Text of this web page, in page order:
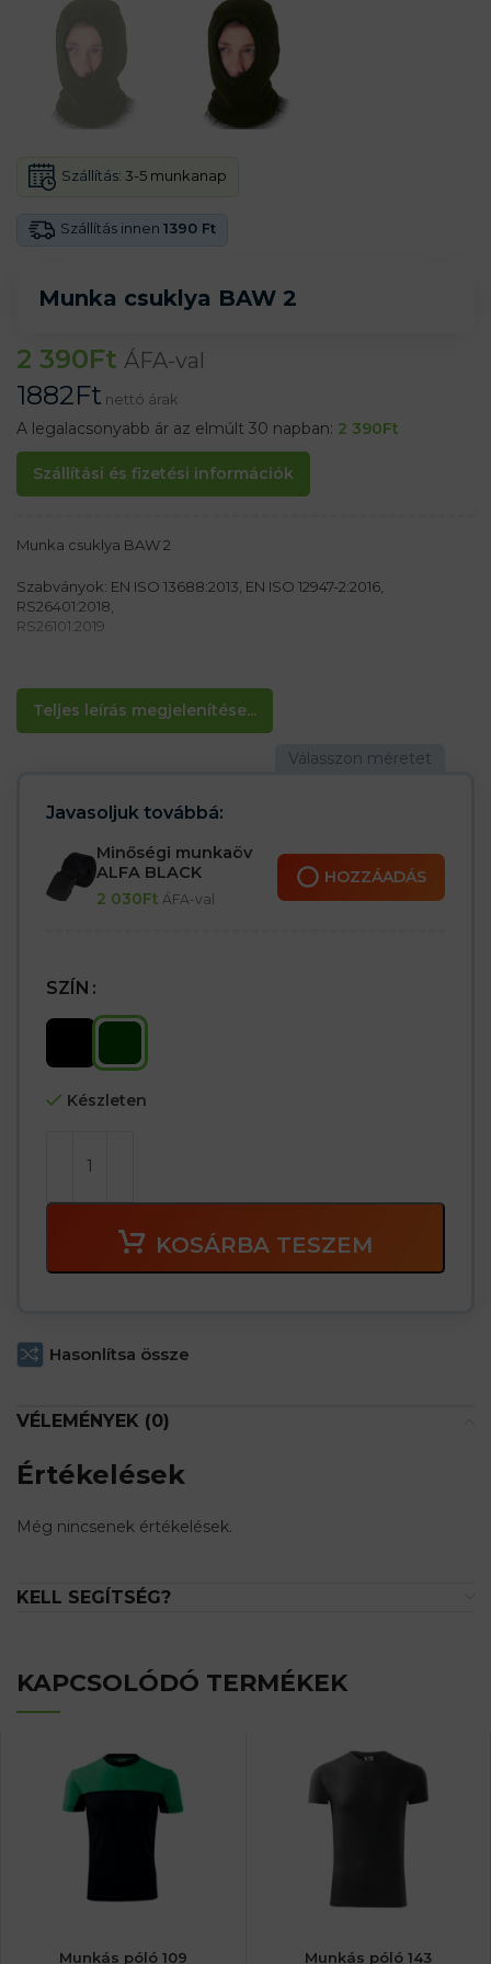
Munka csuklya BAW 2
Szállítás innen 1390 Ft
Szállítás: 3-5 munkanap
2 390Ft ÁFA-val
1882Ft nettó árak
A legalacsonyabb ár az elmúlt 30 napban: 2 390Ft
Szállítási és fizetési információk
Teljes leírás megjelenítése...
Munka csuklya BAW 2
Szabványok: EN ISO 13688:2013, EN ISO 12947-2:2016,
RS26401:2018,
RS26101:2019
100% akril fonal
Jellemzők:
Javasoljuk továbbá:
Minőségi munkaöv
ALFA BLACK
2 030Ft ÁFA-val
HOZZÁADÁS
SZÍN
Készleten
KOSÁRBA TESZEM
Hasonlítsa össze
VÉLEMÉNYEK (0)
Értékelések
Még nincsenek értékelések.
KELL SEGÍTSÉG?
KAPCSOLÓDÓ TERMÉKEK
Munkás póló 109 Munkás póló 143